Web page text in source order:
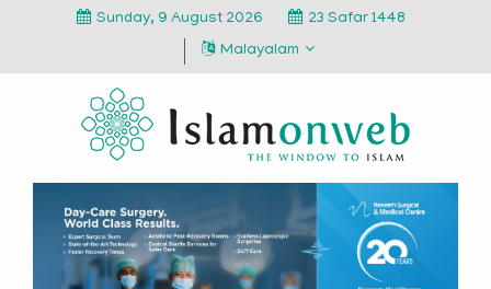
Sunday, 9 August 2026
23 Safar 1448
Malayalam